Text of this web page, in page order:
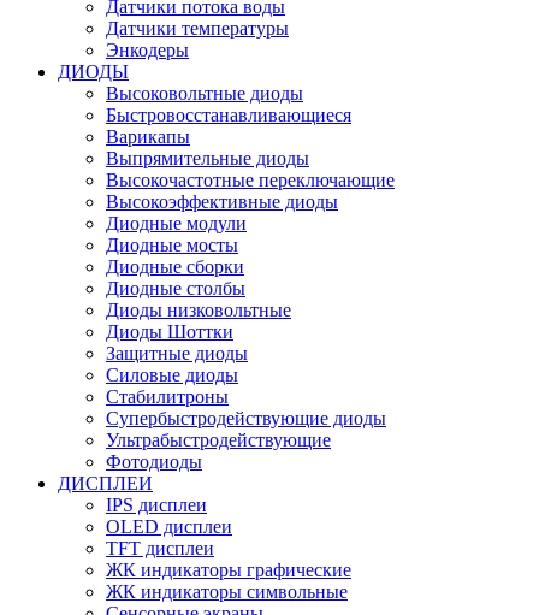
Датчики потока воды
Датчики температуры
Энкодеры
ДИОДЫ
Высоковольтные диоды
Быстровосстанавливающиеся
Варикапы
Выпрямительные диоды
Высокочастотные переключающие
Высокоэффективные диоды
Диодные модули
Диодные мосты
Диодные сборки
Диодные столбы
Диоды низковольтные
Диоды Шоттки
Защитные диоды
Силовые диоды
Стабилитроны
Супербыстродействующие диоды
Ультрабыстродействующие
Фотодиоды
ДИСПЛЕИ
IPS дисплеи
OLED дисплеи
TFT дисплеи
ЖК индикаторы графические
ЖК индикаторы символьные